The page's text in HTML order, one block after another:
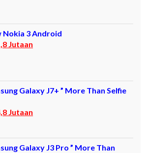
Nokia 3 Android
Jutaan
Galaxy J7+ ” More Than Selfie
Jutaan
Galaxy J3 Pro ” More Than